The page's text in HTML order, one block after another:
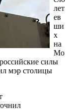
лет
ев
ши
х
на
Мо
силы
мэр столицы